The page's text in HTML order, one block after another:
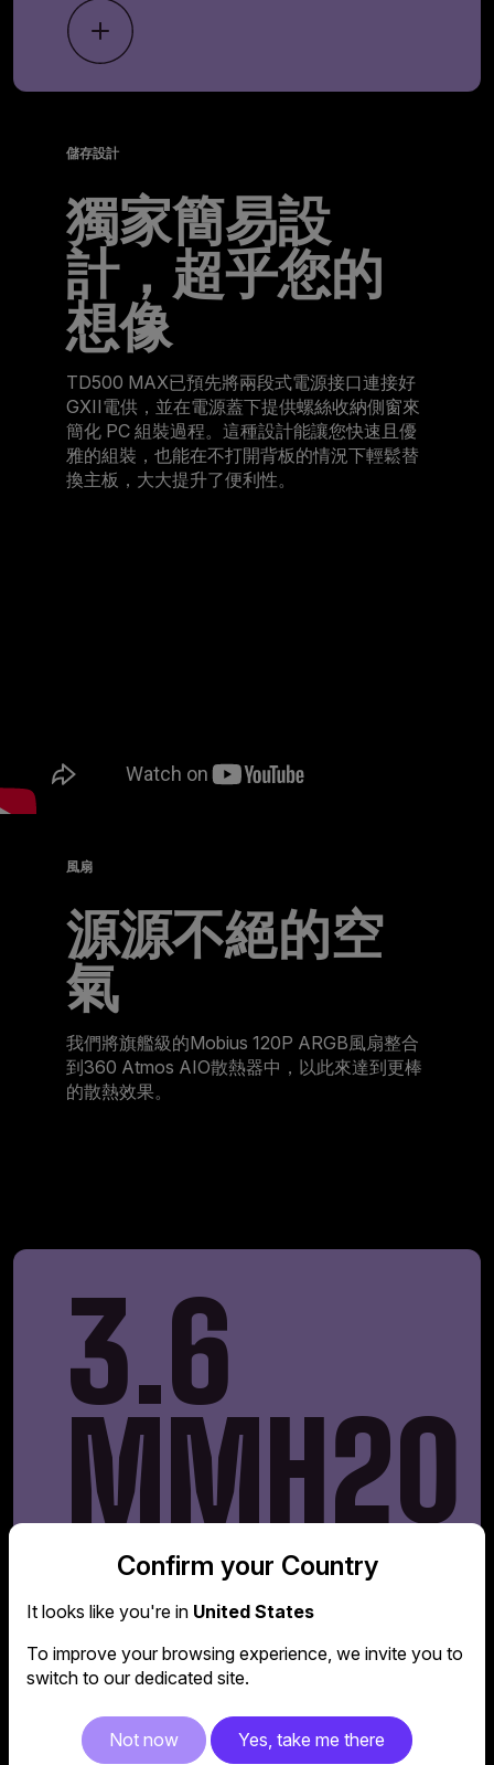
儲存設計
獨家簡易設
計，超乎您的
想像
TD500 MAX已預先將兩段式電源接口連接好
GXII電供，並在電源蓋下提供螺絲收納側窗來
簡化 PC 組裝過程。這種設計能讓您快速且優
雅的組裝，也能在不打開背板的情況下輕鬆替
換主板，大大提升了便利性。
風扇
源源不絕的空
氣
我們將旗艦級的Mobius 120P ARGB風扇整合
到360 Atmos AIO散熱器中，以此來達到更棒
的散熱效果。
3.6
MMH20
高氣流
Confirm your Country
It looks like you're in United States
To improve your browsing experience, we invite you to
switch to our dedicated site.
Not now Yes, take me there